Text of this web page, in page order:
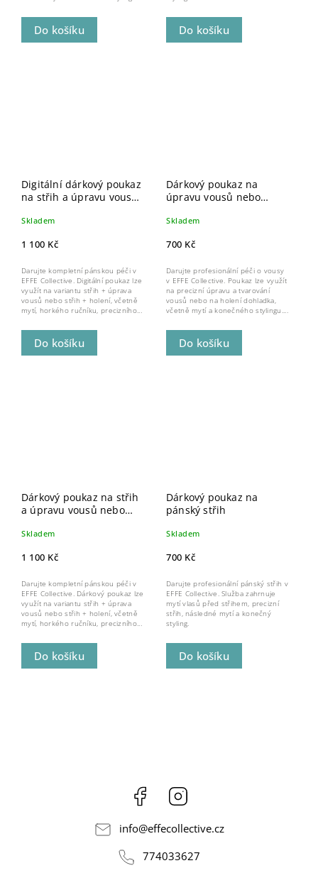
Do košíku Do košíku
Digitální dárkový poukaz
na střih a úpravu vousů
Skladem
1 100 Kč
Do košíku
Darujte kompletní pánskou péči v
EFFE Collective. Digitální poukaz lze
využít na variantu střih + úprava
vousů nebo střih + holení, včetně
mytí, horkého ručníku, precizního...
Dárkový poukaz na
úpravu vousů nebo
Skladem
700 Kč
Do košíku
Darujte profesionální péči o vousy
v EFFE Collective. Poukaz lze využít
na precizní úpravu a tvarování
vousů nebo na holení dohladka,
včetně mytí a konečného stylingu....
Dárkový poukaz na střih
a úpravu vousů nebo
Skladem
1 100 Kč
Do košíku
Darujte kompletní pánskou péči v
EFFE Collective. Dárkový poukaz lze
využít na variantu střih + úprava
vousů nebo střih + holení, včetně
mytí, horkého ručníku, precizního...
Dárkový poukaz na
pánský střih
Skladem
700 Kč
Do košíku
Darujte profesionální pánský střih v
EFFE Collective. Služba zahrnuje
mytí vlasů před střihem, precizní
střih, následné mytí a konečný
styling.
Facebook
info@effecollective.cz
774033627